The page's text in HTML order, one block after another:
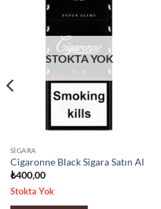
STOKTA YOK
SIGARA
Cigaronne Black Sigara Satın Al
₺400,00
Stokta Yok